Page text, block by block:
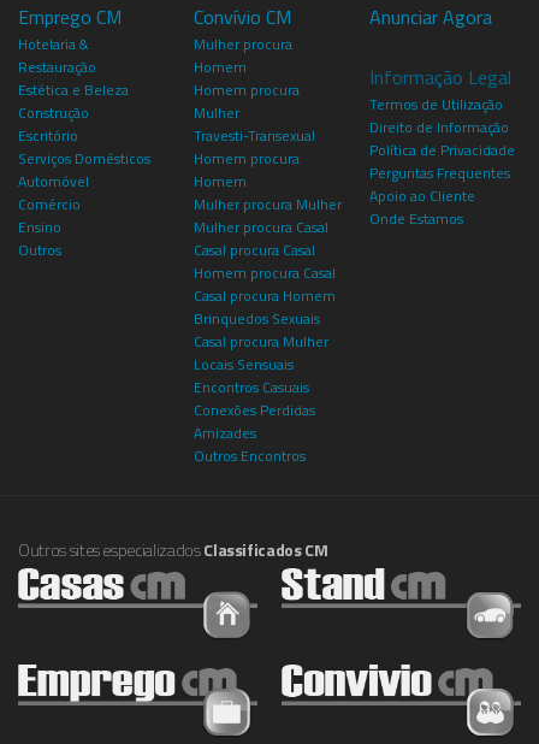
Emprego CM
Hotelaria &
Restauração
Estética e Beleza
Construção
Escritório
Serviços Domésticos
Automóvel
Comércio
Ensino
Outros
Convívio CM
Mulher procura
Homem
Homem procura
Mulher
Travesti-Transexual
Homem procura
Homem
Mulher procura Mulher
Mulher procura Casal
Casal procura Casal
Homem procura Casal
Casal procura Homem
Brinquedos Sexuais
Casal procura Mulher
Locais Sensuais
Encontros Casuais
Conexões Perdidas
Amizades
Outros Encontros
Anunciar Agora
Informação Legal
Termos de Utilização
Direito de Informação
Política de Privacidade
Perguntas Frequentes
Apoio ao Cliente
Onde Estamos
Outros sites especializadosClassificados CM